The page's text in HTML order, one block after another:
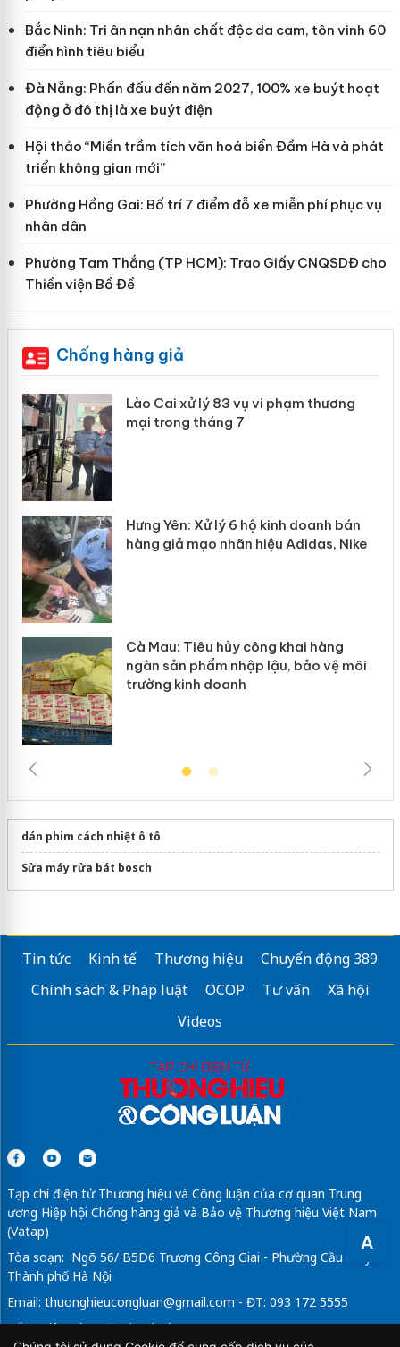
A
Bắc Ninh: Tri ân nạn nhân chất độc da cam, tôn vinh 60
điển hình tiêu biểu
Đà Nẵng: Phấn đấu đến năm 2027, 100% xe buýt hoạt
động ở đô thị là xe buýt điện
Hội thảo “Miền trầm tích văn hoá biển Đầm Hà và phát
triển không gian mới”
Phường Hồng Gai: Bố trí 7 điểm đỗ xe miễn phí phục vụ
nhân dân
Phường Tam Thắng (TP HCM): Trao Giấy CNQSDĐ cho
Thiền viện Bồ Đề
Chống hàng giả
Lào Cai xử lý 83 vụ vi phạm thương
mại trong tháng 7
Hưng Yên: Xử lý 6 hộ kinh doanh bán
hàng giả mạo nhãn hiệu Adidas, Nike
Cà Mau: Tiêu hủy công khai hàng
ngàn sản phẩm nhập lậu, bảo vệ môi
trường kinh doanh
dán phim cách nhiệt ô tô
Sửa máy rửa bát bosch
Tin tức Kinh tế Thương hiệu
Chuyển động 389
Chính sách & Pháp luật
OCOP Tư vấn
Xã hội
Videos
Tạp chí điện tử Thương hiệu và Công luận của cơ quan Trung
ương Hiệp hội Chống hàng giả và Bảo vệ Thương hiệu Việt Nam
(Vatap)
Tòa soạn: Ngõ 56/ B5D6 Trương Công Giai - Phường Cầu Giấy -
Thành phố Hà Nội
Email: thuonghieucongluan@gmail.com - ĐT: 093 172 5555
Tổng Biên Tập: Vũ Đức Thuận